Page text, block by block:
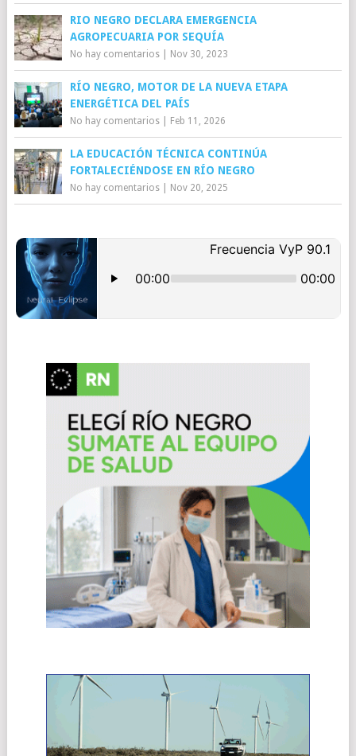
RIO NEGRO DECLARA EMERGENCIA
AGROPECUARIA POR SEQUÍA
No hay comentarios| Nov 30, 2023
RÍO NEGRO, MOTOR DE LA NUEVA ETAPA
ENERGÉTICA DEL PAÍS
No hay comentarios| Feb 11, 2026
LA EDUCACIÓN TÉCNICA CONTINÚA
FORTALECIÉNDOSE EN RÍO NEGRO
No hay comentarios| Nov 20, 2025